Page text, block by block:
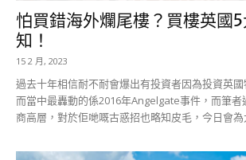
怕買錯海外爛尾樓？買樓英國
知！
15 2 月, 2023
過去十年相信耐不耐會爆出有投資者因為投資英國
而當中最轟動的係2016年Angelgate事件，而筆
商高層，對於佢哋嘅古惑招也略知皮毛，今日會為